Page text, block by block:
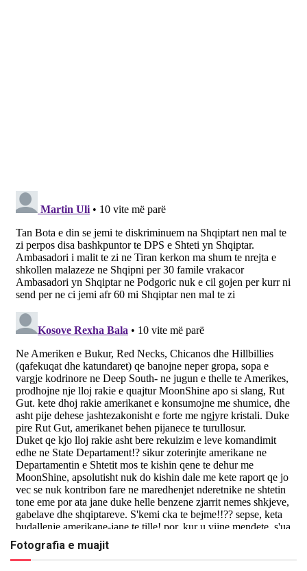
Fotografia e muajit